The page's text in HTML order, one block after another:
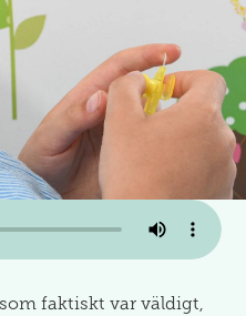
faktiskt var väldigt,